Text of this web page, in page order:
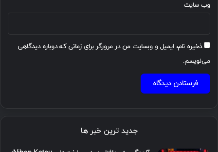
وب‌ سایت
ذخیره نام، ایمیل و وبسایت من در مرورگر برای زمانی که دوباره دیدگاهی
می‌نویسم.
جدید ترین خبر ها